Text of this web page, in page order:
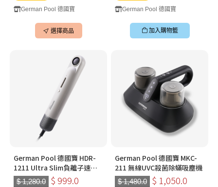
German Pool 德國寶
選擇商品
German Pool 德國寶
加入購物籃
German Pool 德國寶 HDR-
1211 Ultra Slim負離子速乾
風筒 - 珍珠白
$ 1,280.0 $ 999.0
German Pool 德國寶 MKC-
211 無線UVC殺菌除蟎吸塵機
$ 1,480.0 $ 1,050.0